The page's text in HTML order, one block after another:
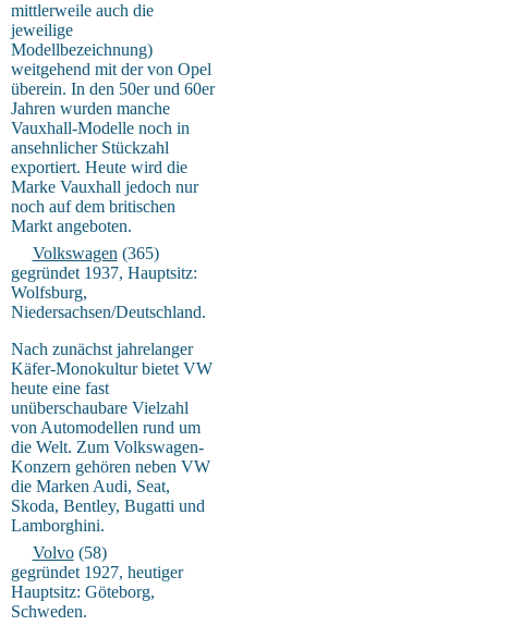
mittlerweile auch die
jeweilige
Modellbezeichnung)
weitgehend mit der von Opel
überein. In den 50er und 60er
Jahren wurden manche
Vauxhall-Modelle noch in
ansehnlicher Stückzahl
exportiert. Heute wird die
Marke Vauxhall jedoch nur
noch auf dem britischen
Markt angeboten.
Volkswagen (365)
gegründet 1937, Hauptsitz:
Wolfsburg,
Niedersachsen/Deutschland.
Nach zunächst jahrelanger
Käfer-Monokultur bietet VW
heute eine fast
unüberschaubare Vielzahl
von Automodellen rund um
die Welt. Zum Volkswagen-
Konzern gehören neben VW
die Marken Audi, Seat,
Skoda, Bentley, Bugatti und
Lamborghini.
Volvo(58)
gegründet 1927, heutiger
Hauptsitz: Göteborg,
Schweden.